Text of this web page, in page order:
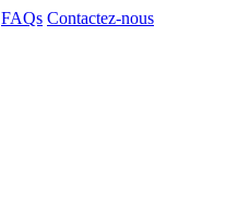
FAQs Contactez-nous